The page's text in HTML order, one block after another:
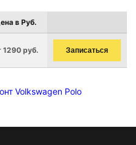
в Руб.
1290 руб. Записаться
Volkswagen Polo